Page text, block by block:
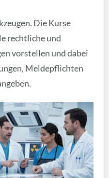
Die Kurse
rechtliche und
vorstellen und dabei
Meldepflichten